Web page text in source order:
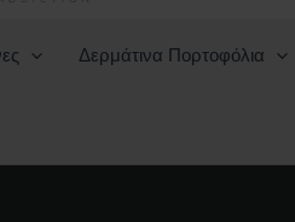
Δερμάτινα Πορτοφόλια